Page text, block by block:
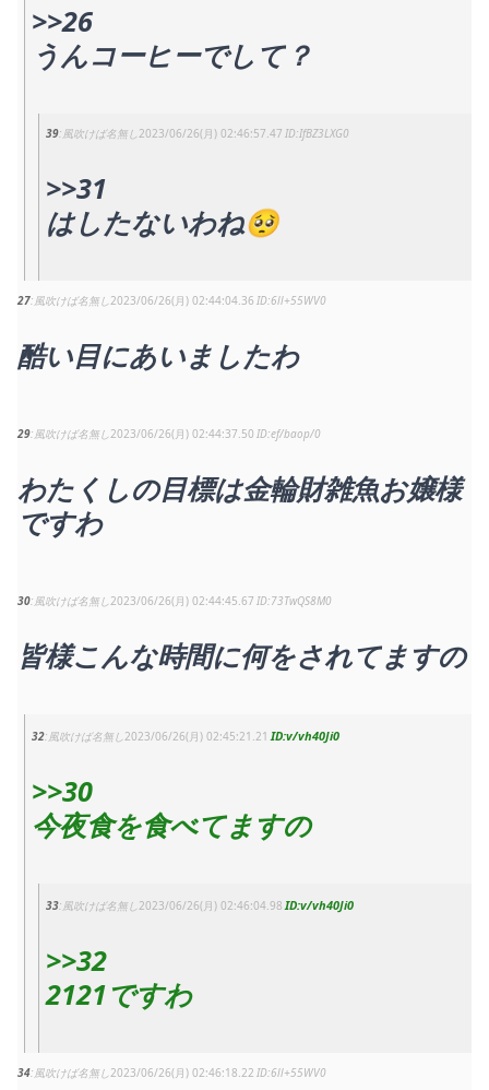
>>26
うんコーヒーでして？
39 風吹けば名無し 2023/06/26(月) 02:46:57.47 IfBZ3LXG0
>>31
はしたないわね🥺
27 風吹けば名無し 2023/06/26(月) 02:44:04.36 6ll+55WV0
酷い目にあいましたわ
29 風吹けば名無し 2023/06/26(月) 02:44:37.50 ef/baop/0
わたくしの目標は金輪財雑魚お嬢様
ですわ
30 風吹けば名無し 2023/06/26(月) 02:44:45.67 73TwQS8M0
皆様こんな時間に何をされてますの
32 風吹けば名無し 2023/06/26(月) 02:45:21.21 v/vh40Ji0
>>30
今夜食を食べてますの
33 風吹けば名無し 2023/06/26(月) 02:46:04.98 v/vh40Ji0
>>32
2121ですわ
34 風吹けば名無し 2023/06/26(月) 02:46:18.22 6ll+55WV0